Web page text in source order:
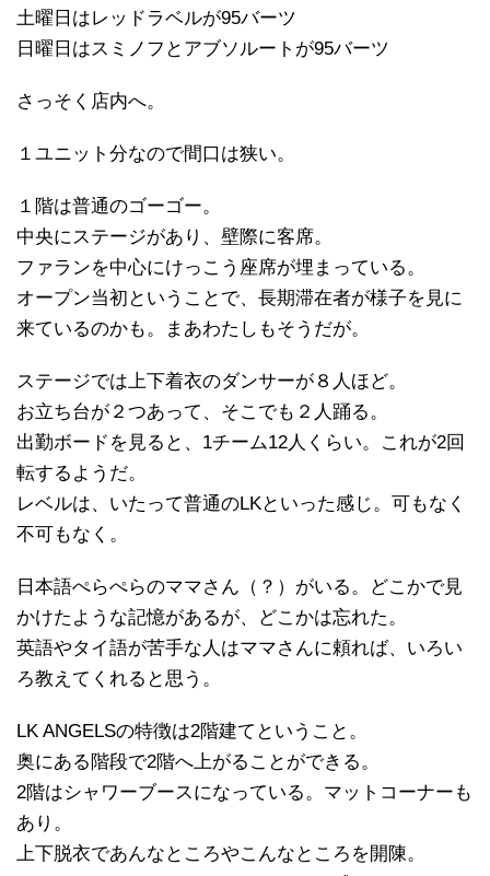
土曜日はレッドラベルが95バーツ
日曜日はスミノフとアブソルートが95バーツ
さっそく店内へ。
１ユニット分なので間口は狭い。
１階は普通のゴーゴー。
中央にステージがあり、壁際に客席。
ファランを中心にけっこう座席が埋まっている。
オープン当初ということで、長期滞在者が様子を見に
来ているのかも。まあわたしもそうだが。
ステージでは上下着衣のダンサーが８人ほど。
お立ち台が２つあって、そこでも２人踊る。
出勤ボードを見ると、1チーム12人くらい。これが2回
転するようだ。
レベルは、いたって普通のLKといった感じ。可もなく
不可もなく。
日本語ぺらぺらのママさん（？）がいる。どこかで見
かけたような記憶があるが、どこかは忘れた。
英語やタイ語が苦手な人はママさんに頼れば、いろい
ろ教えてくれると思う。
LK ANGELSの特徴は2階建てということ。
奥にある階段で2階へ上がることができる。
2階はシャワーブースになっている。マットコーナーも
あり。
上下脱衣であんなところやこんなところを開陳。